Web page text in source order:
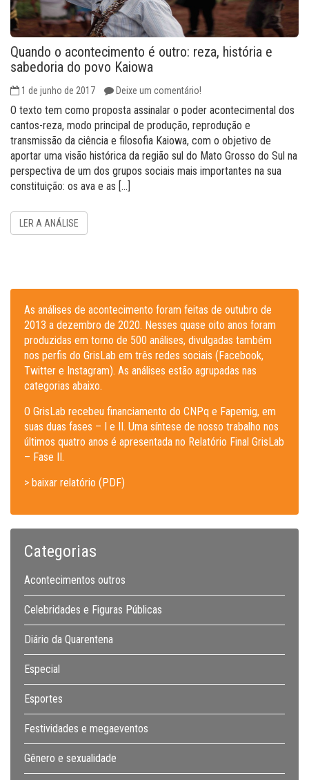
Quando o acontecimento é outro: reza, história e
sabedoria do povo Kaiowa
1 de junho de 2017 Deixe um comentário!
O texto tem como proposta assinalar o poder acontecimental dos
cantos-reza, modo principal de produção, reprodução e
transmissão da ciência e filosofia Kaiowa, com o objetivo de
aportar uma visão histórica da região sul do Mato Grosso do Sul na
perspectiva de um dos grupos sociais mais importantes na sua
constituição: os ava e as […]
LER A ANÁLISE
As análises de acontecimento foram feitas de outubro de
2013 a dezembro de 2020. Nesses quase oito anos foram
produzidas em torno de 500 análises, divulgadas também
nos perfis do GrisLab em três redes sociais (Facebook,
Twitter e Instagram). As análises estão agrupadas nas
categorias abaixo.
O GrisLab recebeu financiamento do CNPq e Fapemig, em
suas duas fases – I e II. Uma síntese de nosso trabalho nos
últimos quatro anos é apresentada no Relatório Final GrisLab
– Fase II.
> baixar relatório (PDF)
Categorias
Acontecimentos outros
Celebridades e Figuras Públicas
Diário da Quarentena
Especial
Esportes
Festividades e megaeventos
Gênero e sexualidade